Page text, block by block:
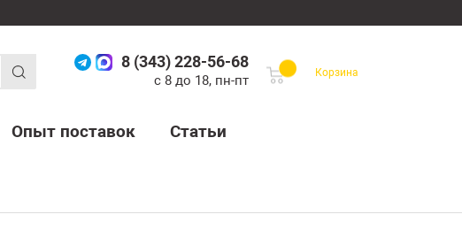
8 (343) 228-56-68
с 8 до 18, пн-пт
Корзина
Опыт поставок Статьи